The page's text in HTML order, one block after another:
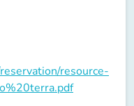
resource-